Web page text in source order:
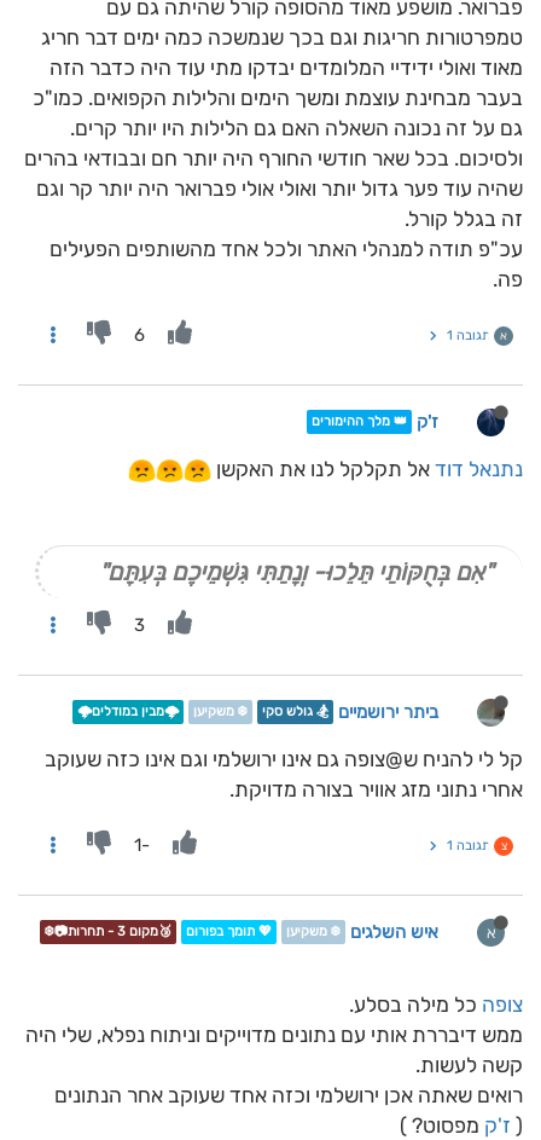
פברואר. מושפע מאוד מהסופה קורל שהיתה גם עם
טמפרטורות חריגות וגם בכך שנמשכה כמה ימים דבר חריג
מאוד ואולי ידידיי המלומדים יבדקו מתי עוד היה כדבר הזה
בעבר מבחינת עוצמת ומשך הימים והלילות הקפואים. כמו"כ
גם על זה נכונה השאלה האם גם הלילות היו יותר קרים.
ולסיכום. בכל שאר חודשי החורף היה יותר חם ובבודאי בהרים
שהיה עוד פער גדול יותר ואולי אולי פברואר היה יותר קר וגם
זה בגלל קורל.
עכ"פ תודה למנהלי האתר ולכל אחד מהשותפים הפעילים
פה.
א תגובה 1 6
ז'ק 👑 מלך ההימורים
נתנאל דוד אל תקלקל לנו את האקשן
"אִם בְּחֻקּוֹתַי תֵּלֵכוּ- וְנָתַתִּי גִּשְׁמֵיכֶם בְּעִתָּם"
3
ביתר ירושמיים 🏂 גולש סקי ❄️ משקיען 🌩️מבין במודלים🌩️
קל לי להניח ש@צופה גם אינו ירושלמי וגם אינו כזה שעוקב
אחרי נתוני מזג אוויר בצורה מדויקת.
צ תגובה 1 -1
א איש השלגים ❄️ משקיען 💖 תומך בפורום 🥉מקום 3 - תחרות📷❄️
צופה כל מילה בסלע.
ממש דיבררת אותי עם נתונים מדוייקים וניתוח נפלא, שלי היה
קשה לעשות.
רואים שאתה אכן ירושלמי וכזה אחד שעוקב אחר הנתונים
( ז'ק מפסוט? )